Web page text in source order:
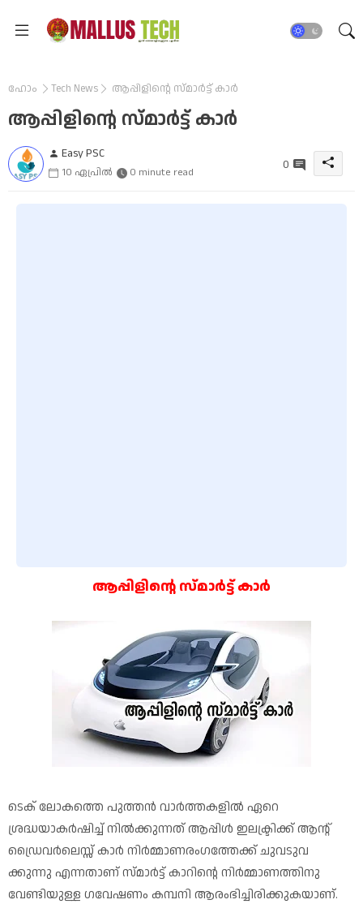
ഹോം Tech News ആപ്പിളിന്റെ സ്മാർട്ട് കാർ
ആപ്പിളിന്റെ സ്മാർട്ട് കാർ
Easy PSC
10 ഏപ്രിൽ 0 minute read 0
ആപ്പിളിന്റെ സ്മാർട്ട് കാർ
ടെക് ലോകത്തെ പുത്തൻ വാർത്തകളിൽ ഏറെ
ശ്രദ്ധയാകർഷിച്ച് നിൽക്കുന്നത് ആപ്പിൾ ഇലക്ട്രിക്ക് ആന്റ്
ഡ്രൈവർലെസ്സ് കാർ നിർമ്മാണരംഗത്തേക്ക് ചുവടുവ
ക്കുന്നു എന്നതാണ് സ്മാർട്ട് കാറിന്റെ നിർമ്മാണത്തിനു
വേണ്ടിയുള്ള ഗവേഷണം കമ്പനി ആരംഭിച്ചിരിക്കുകയാണ്.